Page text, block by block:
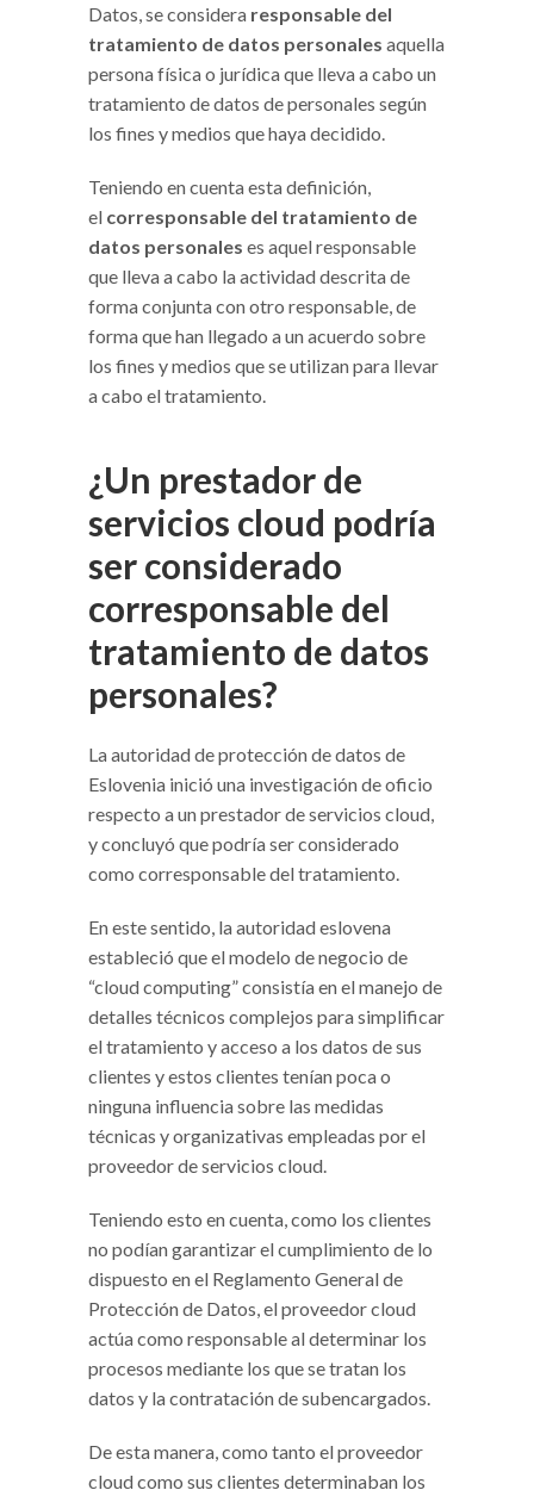
Datos, se considera responsable del
tratamiento de datos personales aquella
persona física o jurídica que lleva a cabo un
tratamiento de datos de personales según
los fines y medios que haya decidido.
Teniendo en cuenta esta definición,
el corresponsable del tratamiento de
datos personales es aquel responsable
que lleva a cabo la actividad descrita de
forma conjunta con otro responsable, de
forma que han llegado a un acuerdo sobre
los fines y medios que se utilizan para llevar
a cabo el tratamiento.
¿Un prestador de
servicios cloud podría
ser considerado
corresponsable del
tratamiento de datos
personales?
La autoridad de protección de datos de
Eslovenia inició una investigación de oficio
respecto a un prestador de servicios cloud,
y concluyó que podría ser considerado
como corresponsable del tratamiento.
En este sentido, la autoridad eslovena
estableció que el modelo de negocio de
“cloud computing” consistía en el manejo de
detalles técnicos complejos para simplificar
el tratamiento y acceso a los datos de sus
clientes y estos clientes tenían poca o
ninguna influencia sobre las medidas
técnicas y organizativas empleadas por el
proveedor de servicios cloud.
Teniendo esto en cuenta, como los clientes
no podían garantizar el cumplimiento de lo
dispuesto en el Reglamento General de
Protección de Datos, el proveedor cloud
actúa como responsable al determinar los
procesos mediante los que se tratan los
datos y la contratación de subencargados.
De esta manera, como tanto el proveedor
cloud como sus clientes determinaban los